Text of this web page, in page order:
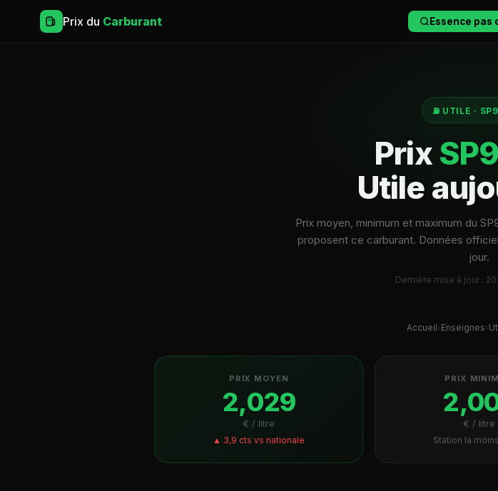
Prix du Carburant Essence pas
⛽ UTILE ·
Prix
Utile
Prix moyen, minimum et maximum du
proposent ce carburant. Données
jour.
Dernière mise à jour :
Accueil› Enseignes›
PRIX MOYEN
2,029
€ / litre
▲ 3,9 cts vs nationale
PRIX
€ / litre
Station la